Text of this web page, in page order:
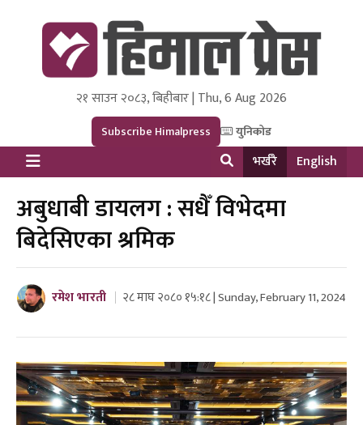
Himal Press
Dot NewsyNepal Media and Research Pvt Ltd.
२१ साउन २०८३, बिहीबार | Thu, 6 Aug 2026
Subscribe Himalpress युनिकोड
भर्खरै English
अबुधाबी डायलग : सधैँ विभेदमा
बिदेसिएका श्रमिक
रमेश भारती २८ माघ २०८० १५:१८ | Sunday, February 11, 2024